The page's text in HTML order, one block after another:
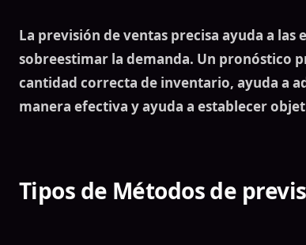
La previsión de ventas precisa ayuda a las
sobreestimar la demanda. Un pronóstico
cantidad correcta de inventario, ayuda a
manera efectiva y ayuda a establecer
Tipos de Métodos de